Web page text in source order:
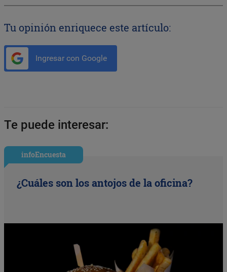
Tu opinión enriquece este artículo:
Ingresar con Google
Te puede interesar:
infoEncuesta
¿Cuáles son los antojos de la oficina?